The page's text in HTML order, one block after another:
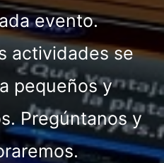
evento.
actividades se
pequeños y
Pregúntanos y